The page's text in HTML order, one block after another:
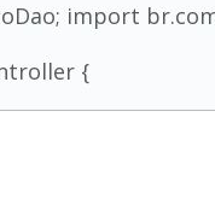
import
{